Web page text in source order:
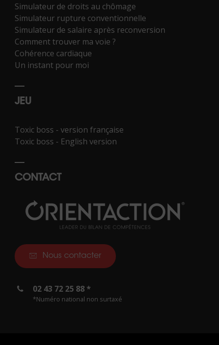
Simulateur de droits au chômage
Simulateur rupture conventionnelle
Simulateur de salaire après reconversion
Comment trouver ma voie ?
Cohérence cardiaque
Un instant pour moi
JEU
Toxic boss - version française
Toxic boss - English version
CONTACT
Nous contacter
02 43 72 25 88 *
*Numéro national non surtaxé